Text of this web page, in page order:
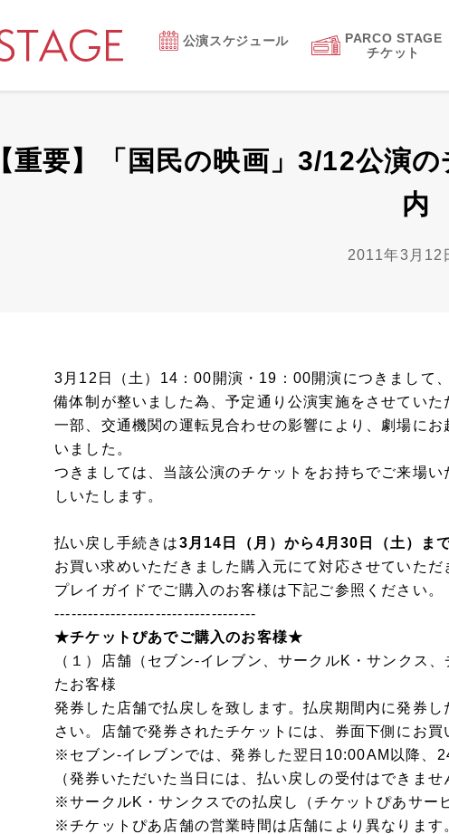
公演スケジュール
PARCO STAGE
チケット
【重要】「国民の映画」3/12公演
内
2011年3月12
3月12日（土）14：00開演・19：00開演につきまして
備体制が整いました為、予定通り公演実施をさせていた
一部、交通機関の運転見合わせの影響により、劇場に
いました。
つきましては、当該公演のチケットをお持ちでご来場
しいたします。
払い戻し手続きは3月14日（月）から4月30日（土）ま
お買い求めいただきました購入元にて対応させていただ
プレイガイドでご購入のお客様は下記ご参照ください。
------------------------------------
★チケットぴあでご購入のお客様★
（１）店舗（セブン-イレブン、サークルK・サンクス
たお客様
発券した店舗で払戻しを致します。払戻期間内に発券
さい。店舗で発券されたチケットには、券面下側にお
※セブン-イレブンでは、発券した翌日10:00AM以降、
（発券いただいた当日には、払い戻しの受付はできませ
※サークルK・サンクスでの払戻し（チケットぴあサー
※チケットぴあ店舗の営業時間は店舗により異なりま